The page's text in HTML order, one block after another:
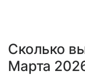
Сколько
Марта